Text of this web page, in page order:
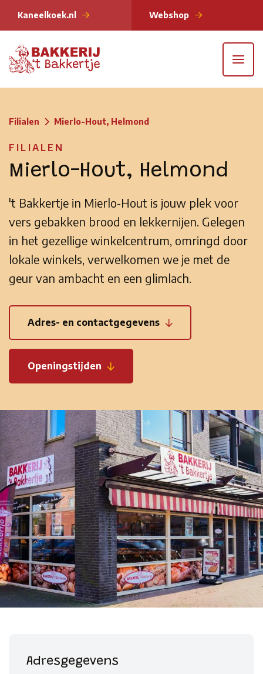
Kaneelkoek.nl Webshop
Filialen Mierlo-Hout, Helmond
FILIALEN
Mierlo-Hout, Helmond
't Bakkertje in Mierlo-Hout is jouw plek voor
vers gebakken brood en lekkernijen. Gelegen
in het gezellige winkelcentrum, omringd door
lokale winkels, verwelkomen we je met de
geur van ambacht en een glimlach.
Adres- en contactgegevens
Openingstijden
Adresgegevens